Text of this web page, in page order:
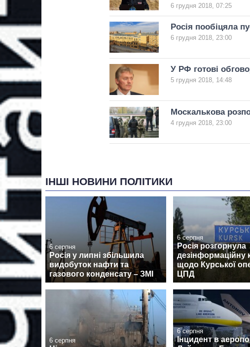
6 грудня 2018, 07:25
Росія пообіцяла
6 грудня 2018, 23:00
У РФ готові
5 грудня 2018, 14:48
Москалькова
4 грудня 2018, 23:00
ІНШІ НОВИНИ ПОЛІТИКИ
6 серпня
Росія у липні збільшила
видобуток нафти та
газового конденсату – ЗМІ
6 серпня
Росія розгорнула
дезінформаційну
щодо Курської
ЦПД
6 серпня
6 серпня
Інцидент в